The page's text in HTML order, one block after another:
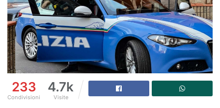
233
Condivisioni
4.7k
Visite